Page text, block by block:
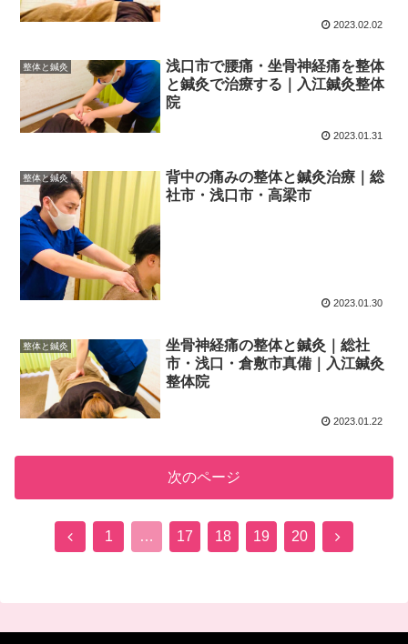
2023.02.02
整体と鍼灸
浅口市で腰痛・坐骨神経痛を整体
と鍼灸で治療する｜入江鍼灸整体
院
2023.01.31
整体と鍼灸
背中の痛みの整体と鍼灸治療｜総
社市・浅口市・高梁市
2023.01.30
整体と鍼灸
坐骨神経痛の整体と鍼灸｜総社
市・浅口・倉敷市真備｜入江鍼灸
整体院
2023.01.22
次のページ
前
1 … 17 18 19 20
次